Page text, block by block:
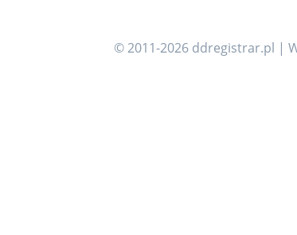
© 2011-2026 ddregistrar.pl |